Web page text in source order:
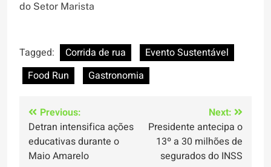
do Setor Marista
Tagged: Corrida de rua
Evento Sustentável
Food Run
Gastronomia
Navegação
de
Post
Previous:
Detran intensifica ações
educativas durante o
Maio Amarelo
Next:
Presidente antecipa o
13º a 30 milhões de
segurados do INSS